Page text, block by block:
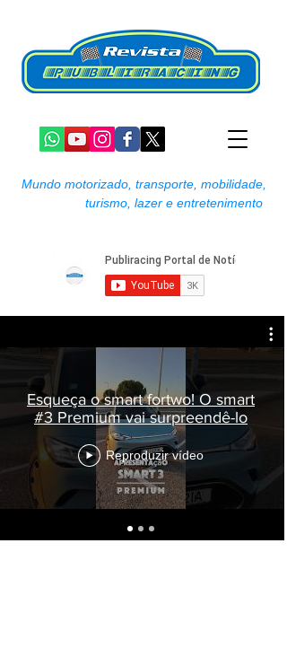
Mundo motorizado, transporte, mobilidade,
turismo, lazer e entretenimento
Esqueça o smart fortwo! O smart
#3 Premium vai surpreendê-lo
Reproduzir vídeo